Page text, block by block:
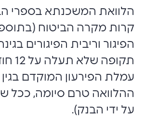
הלוואת המשכנתא בספרי
קרות מקרה הביטוח
הפיגור וריבית הפיגורים
תקופה
עמלת הפירעון המוקדם בגין
ההלוואה טרם סיומה, ככל
על ידי הבנק).